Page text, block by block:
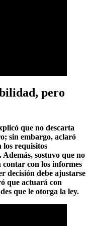
pero
que no descarta
sin embargo, aclaró
los requisitos
sostuvo que no
contar con los informes
decisión debe ajustarse
que actuará con
que le otorga la ley.